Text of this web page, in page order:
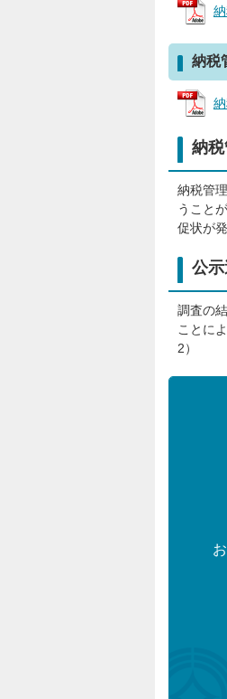
納税
納
納税管
うこと
促状が
公
調査の
ことに
2）